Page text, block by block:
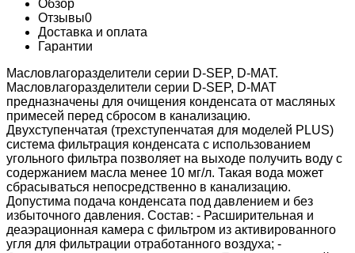
Обзор
Отзывы0
Доставка и оплата
Гарантии
Масловлагоразделители серии D-SEP, D-MAT.
Масловлагоразделители серии D-SEP, D-MAT
предназначены для очищения конденсата от масляных
примесей перед сбросом в канализацию.
Двухступенчатая (трехступенчатая для моделей PLUS)
система фильтрация конденсата с использованием
угольного фильтра позволяет на выходе получить воду с
содержанием масла менее 10 мг/л. Такая вода может
сбрасываться непосредственно в канализацию.
Допустима подача конденсата под давлением и без
избыточного давления. Состав: - Расширительная и
деаэрационная камера с фильтром из активированного
угля для фильтрации отработанного воздуха; -